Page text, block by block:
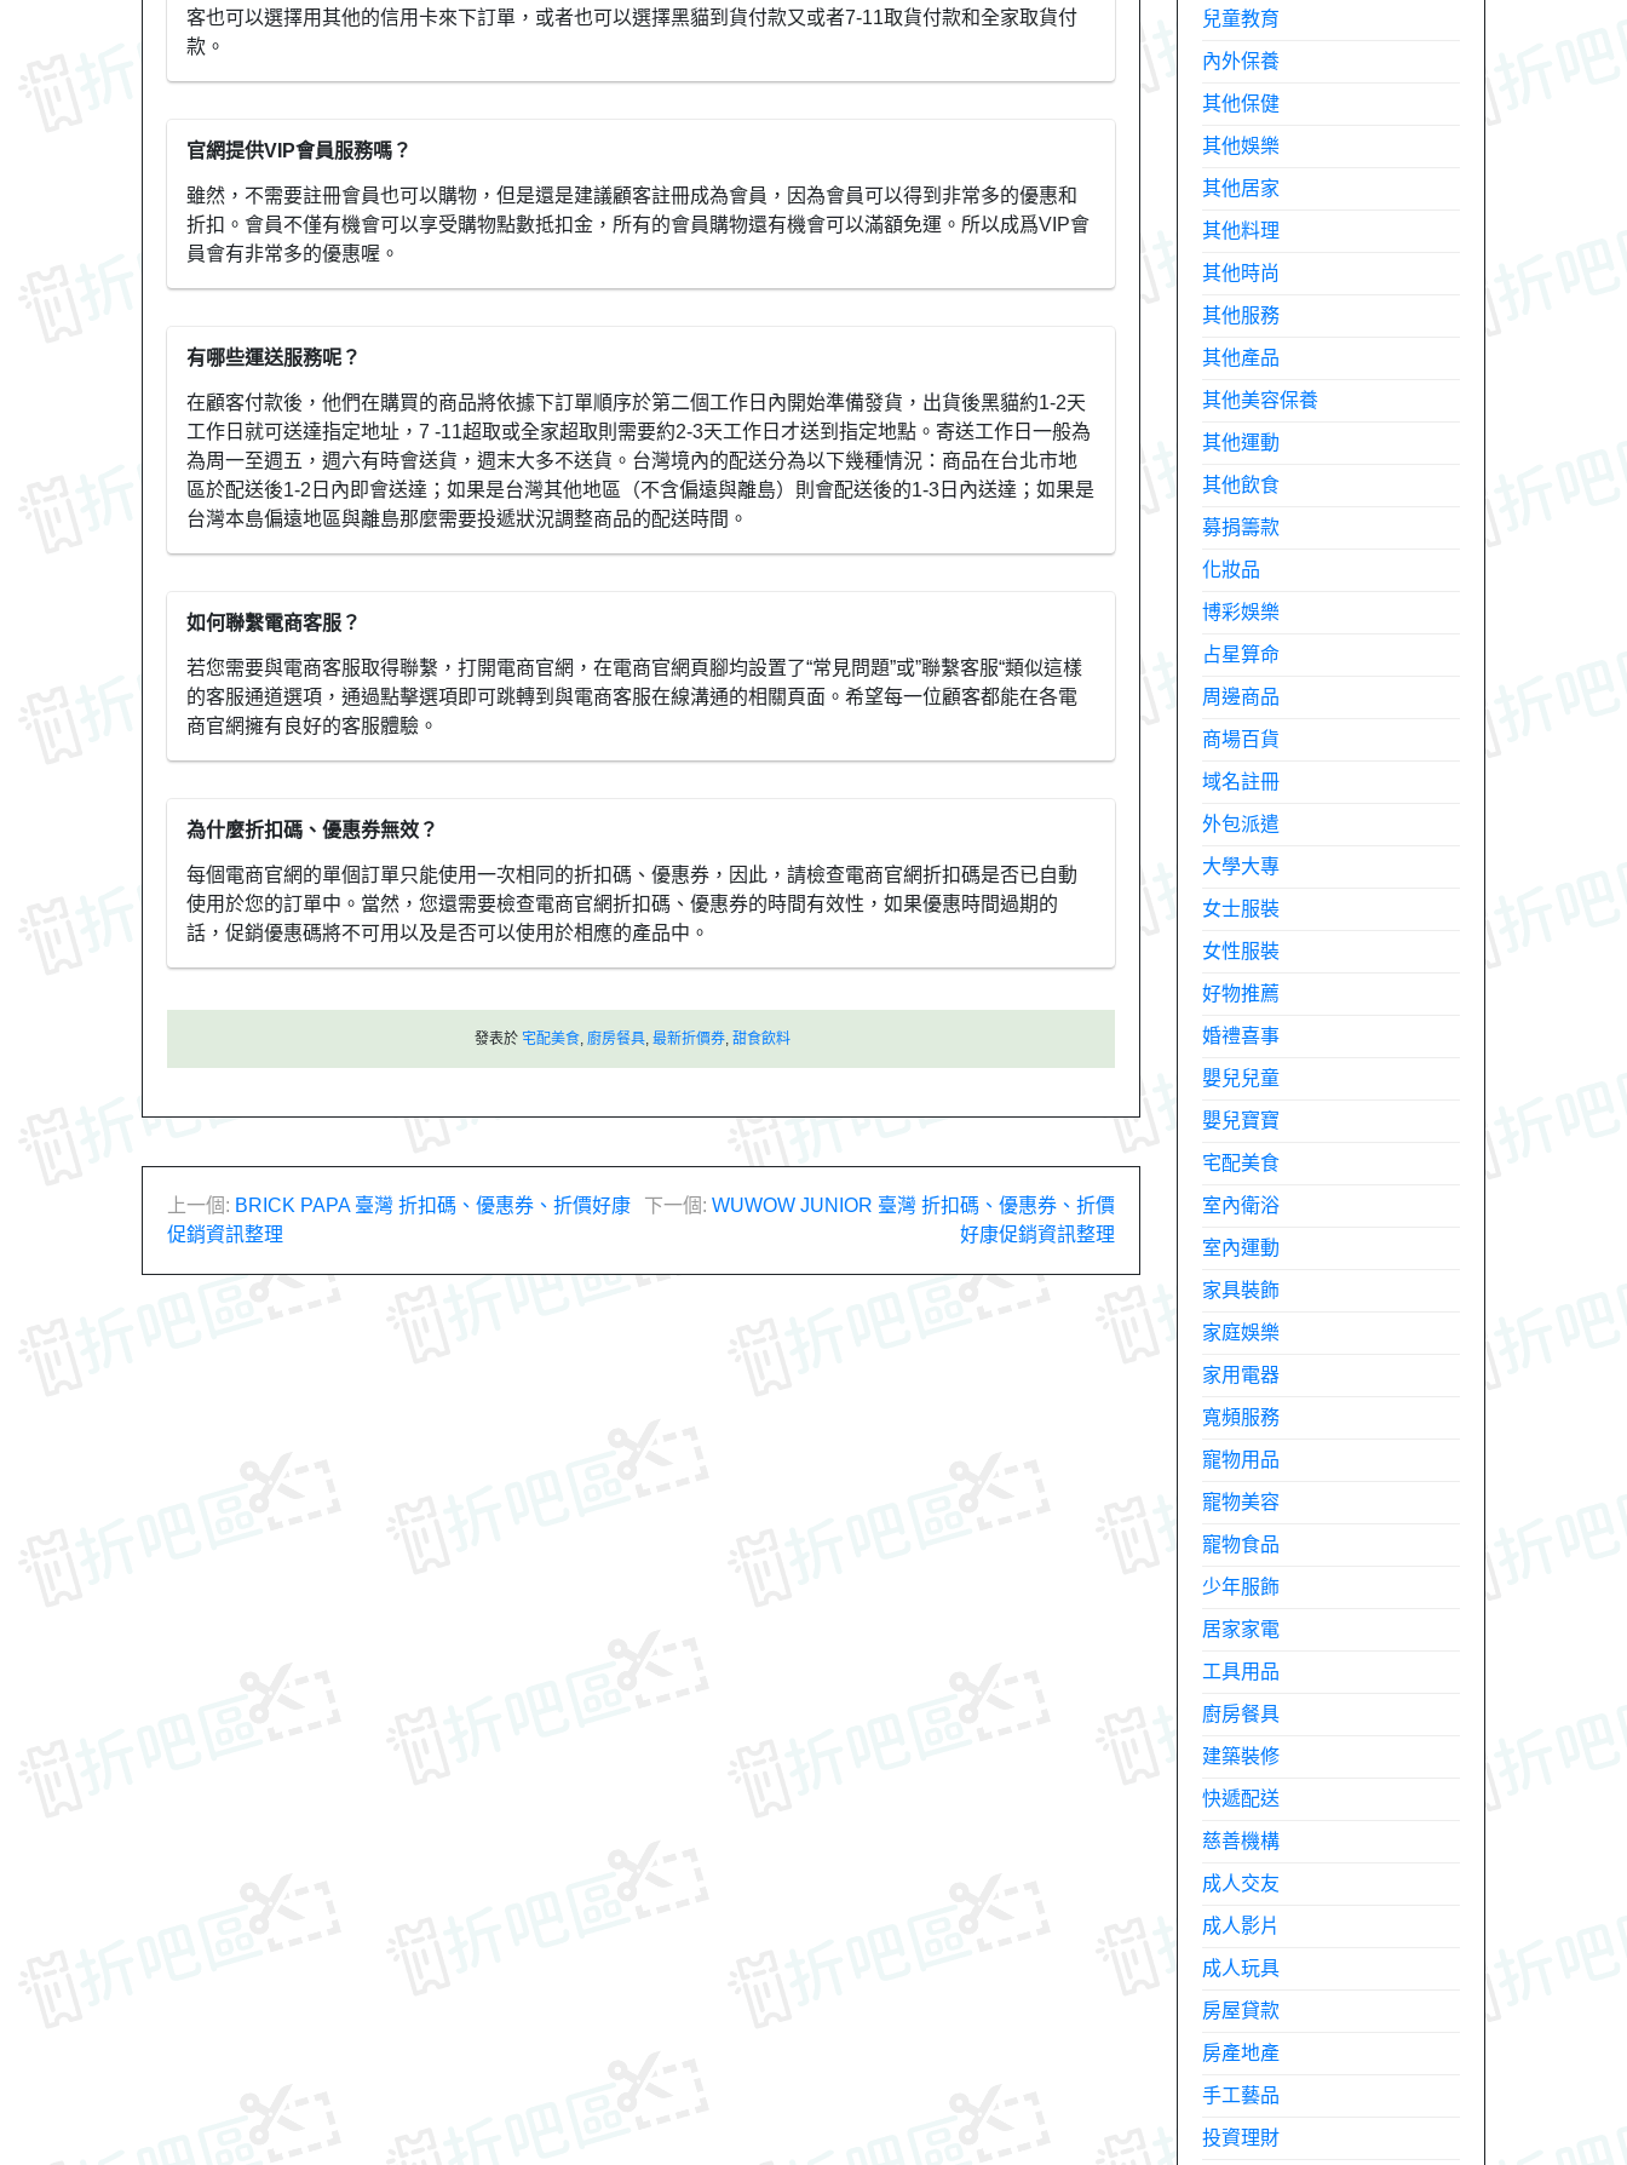
客也可以選擇用其他的信用卡來下訂單，或者也可以選擇黑貓到貨付款又或者7-11取貨付款和全家取貨付
款。
官網提供VIP會員服務嗎？
雖然，不需要註冊會員也可以購物，但是還是建議顧客註冊成為會員，因為會員可以得到非常多的優惠和
折扣。會員不僅有機會可以享受購物點數抵扣金，所有的會員購物還有機會可以滿額免運。所以成爲VIP會
員會有非常多的優惠喔。
有哪些運送服務呢？
在顧客付款後，他們在購買的商品將依據下訂單順序於第二個工作日內開始準備發貨，出貨後黑貓約1-2天
工作日就可送達指定地址，7 -11超取或全家超取則需要約2-3天工作日才送到指定地點。寄送工作日一般為
為周一至週五，週六有時會送貨，週末大多不送貨。台灣境內的配送分為以下幾種情況：商品在台北市地
區於配送後1-2日內即會送達；如果是台灣其他地區（不含偏遠與離島）則會配送後的1-3日內送達；如果是
台灣本島偏遠地區與離島那麼需要投遞狀況調整商品的配送時間。
如何聯繫電商客服？
若您需要與電商客服取得聯繫，打開電商官網，在電商官網頁腳均設置了“常見問題”或”聯繫客服“類似這樣
的客服通道選項，通過點擊選項即可跳轉到與電商客服在線溝通的相關頁面。希望每一位顧客都能在各電
商官網擁有良好的客服體驗。
為什麼折扣碼、優惠券無效？
每個電商官網的單個訂單只能使用一次相同的折扣碼、優惠券，因此，請檢查電商官網折扣碼是否已自動
使用於您的訂單中。當然，您還需要檢查電商官網折扣碼、優惠券的時間有效性，如果優惠時間過期的
話，促銷優惠碼將不可用以及是否可以使用於相應的產品中。
發表於 宅配美食, 廚房餐具, 最新折價券, 甜食飲料
文
上一個: BRICK PAPA 臺灣 折扣碼、優惠券、折價好康
促銷資訊整理
下一個: WUWOW JUNIOR 臺灣 折扣碼、優惠券、折價
好康促銷資訊整理
兒童教育
內外保養
其他保健
其他娛樂
其他居家
其他料理
其他時尚
其他服務
其他產品
其他美容保養
其他運動
其他飲食
募捐籌款
化妝品
博彩娛樂
占星算命
周邊商品
商場百貨
域名註冊
外包派遣
大學大專
女士服裝
女性服裝
好物推薦
婚禮喜事
嬰兒兒童
嬰兒寶寶
宅配美食
室內衛浴
室內運動
家具裝飾
家庭娛樂
家用電器
寬頻服務
寵物用品
寵物美容
寵物食品
少年服飾
居家家電
工具用品
廚房餐具
建築裝修
快遞配送
慈善機構
成人交友
成人影片
成人玩具
房屋貸款
房產地產
手工藝品
投資理財